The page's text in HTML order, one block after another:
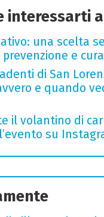
interessarti
una scelta
e
di San
e quando
il volantino di
su